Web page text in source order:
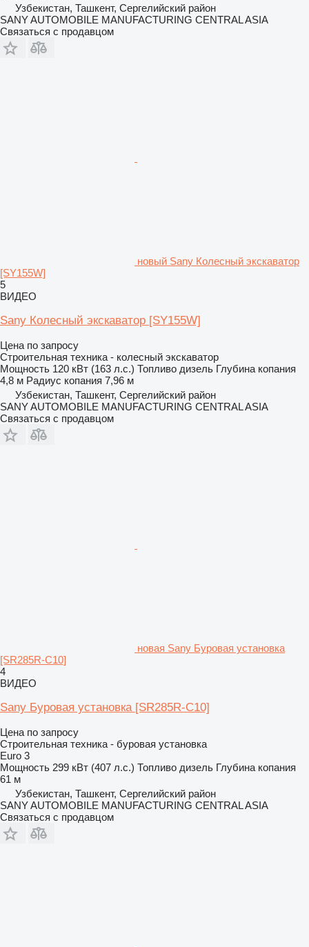
Узбекистан, Ташкент, Сергелийский район
SANY AUTOMOBILE MANUFACTURING CENTRAL ASIA
Связаться с продавцом
новый Sany Колесный экскаватор
[SY155W]
5
ВИДЕО
Sany Колесный экскаватор [SY155W]
Цена по запросу
Строительная техника - колесный экскаватор
Мощность 120 кВт (163 л.с.) Топливо дизель Глубина копания
4,8 м Радиус копания 7,96 м
Узбекистан, Ташкент, Сергелийский район
SANY AUTOMOBILE MANUFACTURING CENTRAL ASIA
Связаться с продавцом
новая Sany Буровая установка
[SR285R-C10]
4
ВИДЕО
Sany Буровая установка [SR285R-C10]
Цена по запросу
Строительная техника - буровая установка
Euro 3
Мощность 299 кВт (407 л.с.) Топливо дизель Глубина копания
61 м
Узбекистан, Ташкент, Сергелийский район
SANY AUTOMOBILE MANUFACTURING CENTRAL ASIA
Связаться с продавцом